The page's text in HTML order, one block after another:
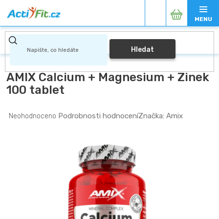
na
obsah
Hledat
Nákupní
košík
AMIX Calcium + Magnesium + Zinek
100 tablet
Průměrné
Neohodnoceno Podrobnosti hodnoceníZnačka: Amix